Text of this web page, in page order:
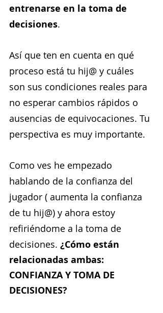
entrenarse en la toma de
decisiones.
Así que ten en cuenta en qué
proceso está tu hij@ y cuáles
son sus condiciones reales para
no esperar cambios rápidos o
ausencias de equivocaciones. Tu
perspectiva es muy importante.
Como ves he empezado
hablando de la confianza del
jugador ( aumenta la confianza
de tu hij@) y ahora estoy
refiriéndome a la toma de
decisiones. ¿Cómo están
relacionadas ambas:
CONFIANZA Y TOMA DE
DECISIONES?